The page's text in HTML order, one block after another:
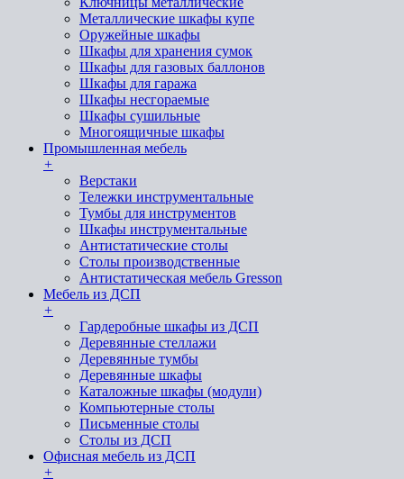
Металлические шкафы купе
Оружейные шкафы
Шкафы для хранения сумок
Шкафы для газовых баллонов
Шкафы для гаража
Шкафы несгораемые
Шкафы сушильные
Многоящичные шкафы
Промышленная мебель
+
Верстаки
Тележки инструментальные
Тумбы для инструментов
Шкафы инструментальные
Антистатические столы
Столы производственные
Антистатическая мебель Gresson
Мебель из ДСП
+
Гардеробные шкафы из ДСП
Деревянные стеллажи
Деревянные тумбы
Деревянные шкафы
Каталожные шкафы (модули)
Компьютерные столы
Письменные столы
Столы из ДСП
Офисная мебель из ДСП
+